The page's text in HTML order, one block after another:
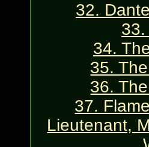
32.
34.
35.
36.
37.
Lieutenant,